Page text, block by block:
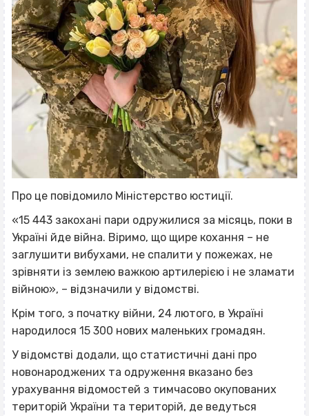
Про це повідомило Міністерство юстиції.
«15 443 закохані пари одружилися за місяць, поки в
Україні йде війна. Віримо, що щире кохання – не
заглушити вибухами, не спалити у пожежах, не
зрівняти із землею важкою артилерією і не зламати
війною», – відзначили у відомстві.
Крім того, з початку війни, 24 лютого, в Україні
народилося 15 300 нових маленьких громадян.
У відомстві додали, що статистичні дані про
новонароджених та одруження вказано без
урахування відомостей з тимчасово окупованих
територій України та територій, де ведуться